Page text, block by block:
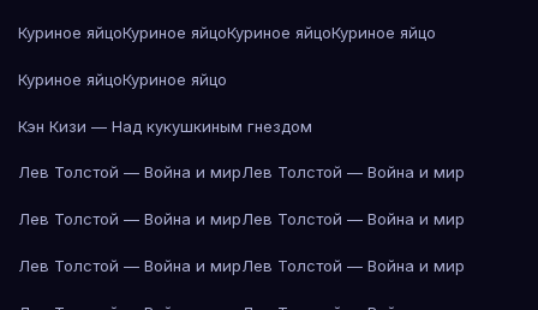
Куриное яйцоКуриное яйцоКуриное яйцоКуриное яйцо
Куриное яйцоКуриное яйцо
Кэн Кизи — Над кукушкиным гнездом
Лев Толстой — Война и мирЛев Толстой — Война и мир
Лев Толстой — Война и мирЛев Толстой — Война и мир
Лев Толстой — Война и мирЛев Толстой — Война и мир